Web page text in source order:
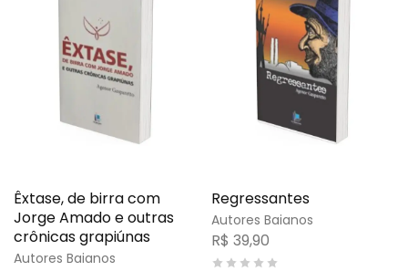
Autores Baianos
Êxtase, de birra com
Jorge Amado e outras
crônicas grapiúnas
Autores Baianos
Regressantes
R$ 39,90